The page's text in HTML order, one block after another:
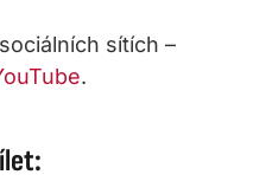
sítích –
.